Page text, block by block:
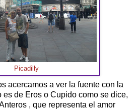
Picadilly
a ver la fuente con la
es de Eros o Cupido como se dice,
, que representa el amor